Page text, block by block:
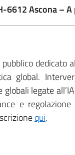
6612 Ascona –
dedicato
global.
legate
e regolazione
qui.